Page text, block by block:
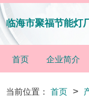
临海市聚福节能灯
首页 企业简介
当前位置： 首页 >